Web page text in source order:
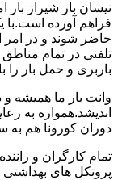
نیسان بار شیراز بار
فراهم آورده
حاضر شوند و در امر
تلفنی در تمام
باربری و حمل بار را
وانت بار ما همیشه
اندیشد.همواره به
دوران کورونا هم
تمام کارگران و
پروتکل های بهداشتی